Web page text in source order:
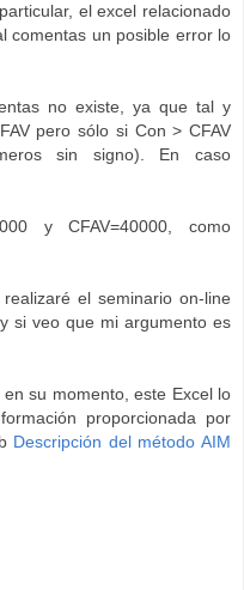
el excel relacionado
comentas un posible error lo
no existe, ya que tal y
pero sólo si Con > CFAV
sin signo). En caso
y CFAV=40000, como
el seminario on-line
si veo que mi argumento es
su momento, este Excel lo
proporcionada por
Descripción del método AIM